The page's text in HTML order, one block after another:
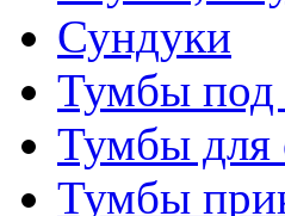
Сундуки
Тумбы
Тумбы для
Тумбы